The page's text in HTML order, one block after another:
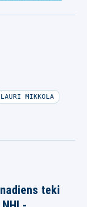
LAURI MIKKOLA
teki